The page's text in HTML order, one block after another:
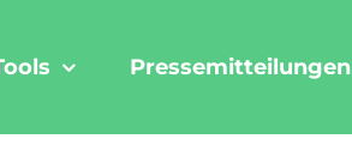
Pressemitteilungen